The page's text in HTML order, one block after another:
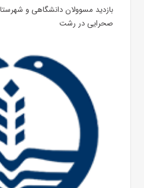
بازدید مسوولان دانشگاهی و
صحرایی در رشت